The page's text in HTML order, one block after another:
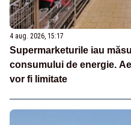
4 aug. 2026, 15:17
Supermarketurile iau
consumului de energie.
vor fi limitate